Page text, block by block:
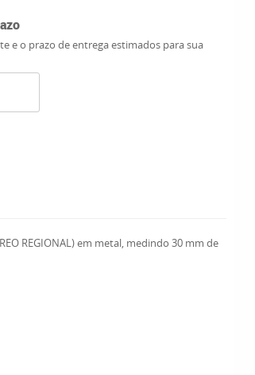
e o prazo de entrega estimados para sua
REGIONAL) em metal, medindo 30 mm de